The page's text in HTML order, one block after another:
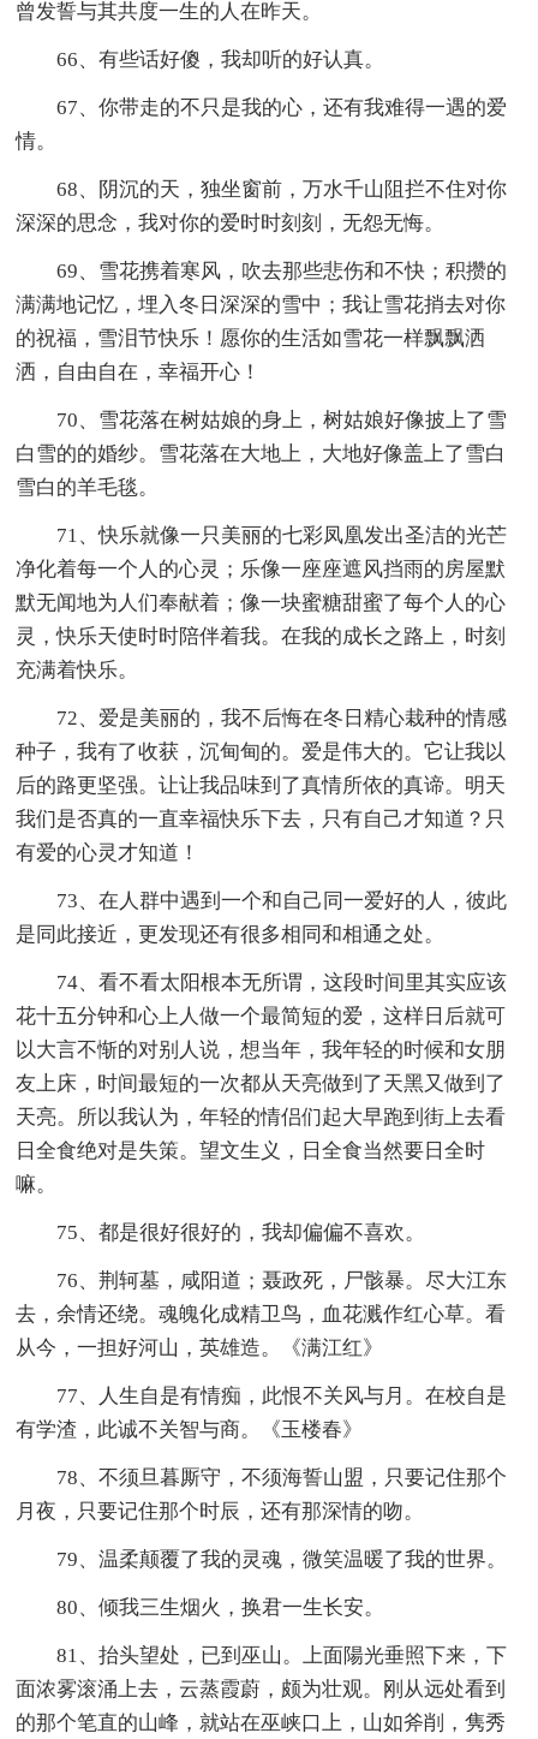
曾发誓与其共度一生的人在昨天。
66、有些话好傻，我却听的好认真。
67、你带走的不只是我的心，还有我难得一遇的爱
情。
68、阴沉的天，独坐窗前，万水千山阻拦不住对你
深深的思念，我对你的爱时时刻刻，无怨无悔。
69、雪花携着寒风，吹去那些悲伤和不快；积攒的
满满地记忆，埋入冬日深深的雪中；我让雪花捎去对你
的祝福，雪泪节快乐！愿你的生活如雪花一样飘飘洒
洒，自由自在，幸福开心！
70、雪花落在树姑娘的身上，树姑娘好像披上了雪
白雪的的婚纱。雪花落在大地上，大地好像盖上了雪白
雪白的羊毛毯。
71、快乐就像一只美丽的七彩凤凰发出圣洁的光芒
净化着每一个人的心灵；乐像一座座遮风挡雨的房屋默
默无闻地为人们奉献着；像一块蜜糖甜蜜了每个人的心
灵，快乐天使时时陪伴着我。在我的成长之路上，时刻
充满着快乐。
72、爱是美丽的，我不后悔在冬日精心栽种的情感
种子，我有了收获，沉甸甸的。爱是伟大的。它让我以
后的路更坚强。让让我品味到了真情所依的真谛。明天
我们是否真的一直幸福快乐下去，只有自己才知道？只
有爱的心灵才知道！
73、在人群中遇到一个和自己同一爱好的人，彼此
是同此接近，更发现还有很多相同和相通之处。
74、看不看太阳根本无所谓，这段时间里其实应该
花十五分钟和心上人做一个最简短的爱，这样日后就可
以大言不惭的对别人说，想当年，我年轻的时候和女朋
友上床，时间最短的一次都从天亮做到了天黑又做到了
天亮。所以我认为，年轻的情侣们起大早跑到街上去看
日全食绝对是失策。望文生义，日全食当然要日全时
嘛。
75、都是很好很好的，我却偏偏不喜欢。
76、荆轲墓，咸阳道；聂政死，尸骸暴。尽大江东
去，余情还绕。魂魄化成精卫鸟，血花溅作红心草。看
从今，一担好河山，英雄造。《满江红》
77、人生自是有情痴，此恨不关风与月。在校自是
有学渣，此诚不关智与商。《玉楼春》
78、不须旦暮厮守，不须海誓山盟，只要记住那个
月夜，只要记住那个时辰，还有那深情的吻。
79、温柔颠覆了我的灵魂，微笑温暖了我的世界。
80、倾我三生烟火，换君一生长安。
81、抬头望处，已到巫山。上面陽光垂照下来，下
面浓雾滚涌上去，云蒸霞蔚，颇为壮观。刚从远处看到
的那个笔直的山峰，就站在巫峡口上，山如斧削，隽秀